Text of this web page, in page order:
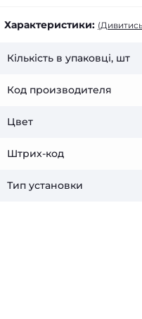
Характеристики: (Дивитись
Кількість в упаковці, шт
Код производителя
Цвет
Штрих-код
Тип установки